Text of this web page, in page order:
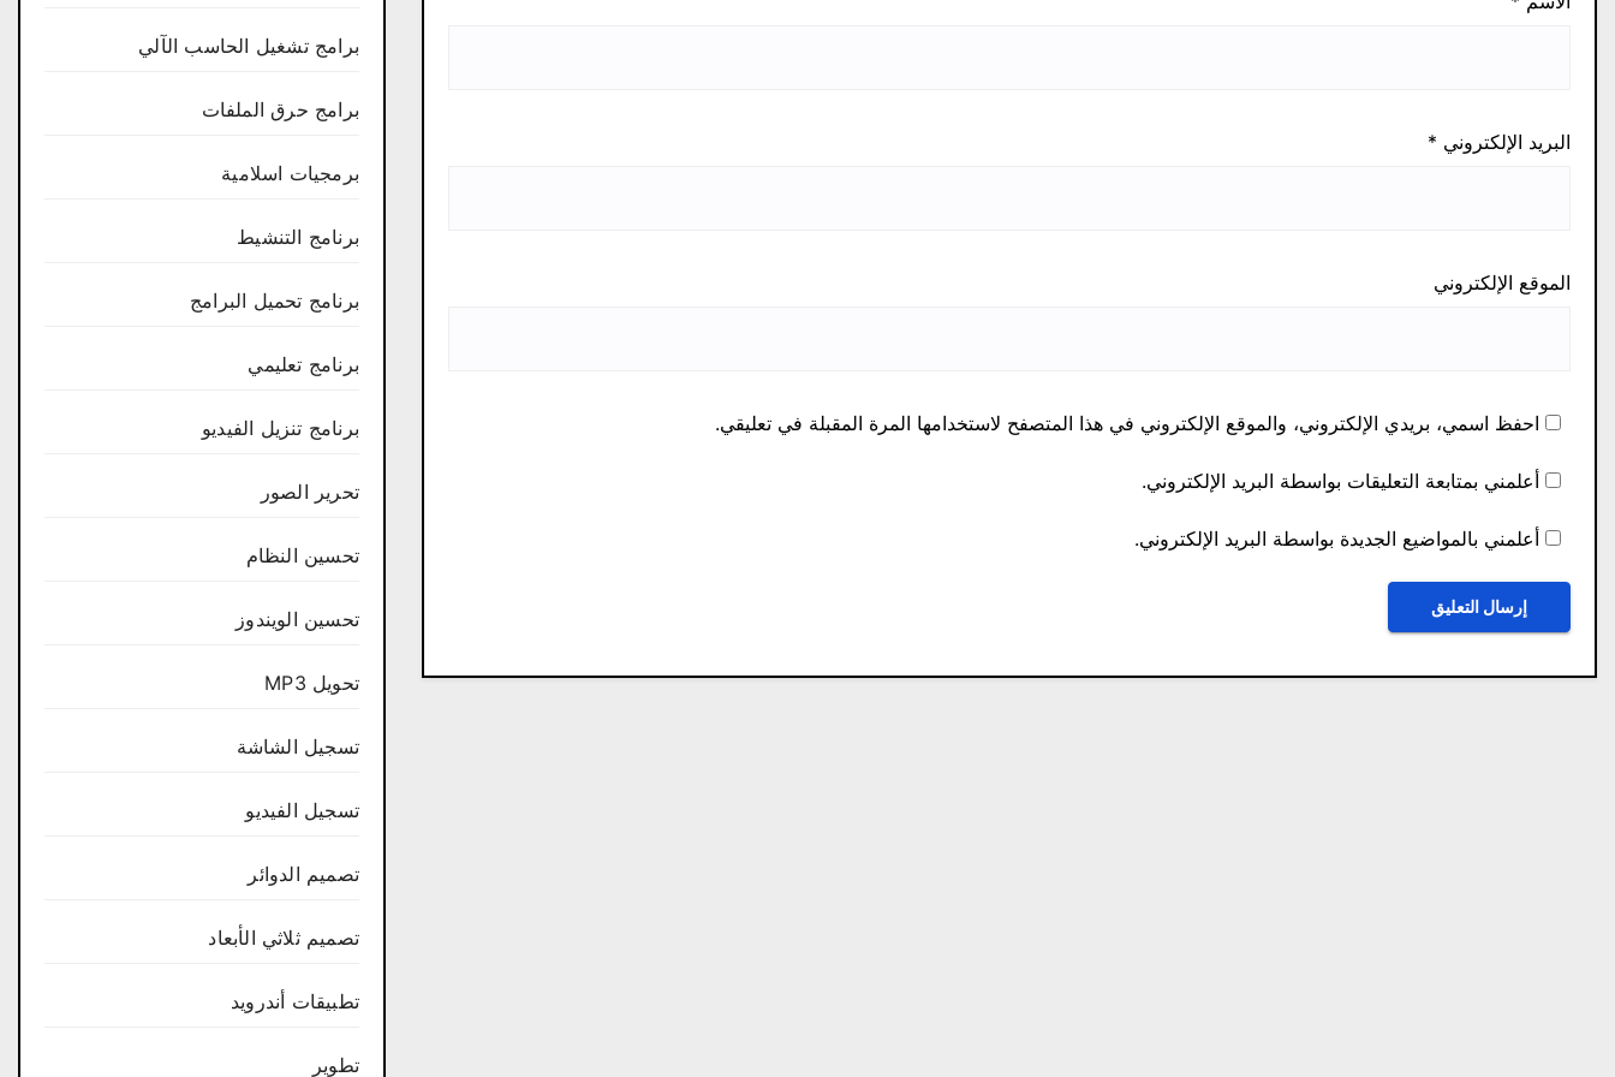
البريد الإلكتروني *
الموقع الإلكتروني
احفظ اسمي، بريدي الإلكتروني، والموقع الإلكتروني في هذا المتصفح لاستخدامها المرة المقبلة في تعليقي.
أعلمني بمتابعة التعليقات بواسطة البريد الإلكتروني.
أعلمني بالمواضيع الجديدة بواسطة البريد الإلكتروني.
برامج تشغيل الحاسب الآلي
برامج حرق الملفات
برمجيات اسلامية
برنامج التنشيط
برنامج تحميل البرامج
برنامج تعليمي
برنامج تنزيل الفيديو
تحرير الصور
تحسين النظام
تحسين الويندوز
تحويل MP3
تسجيل الشاشة
تسجيل الفيديو
تصميم الدوائر
تصميم ثلاثي الأبعاد
تطبيقات أندرويد
تطوير